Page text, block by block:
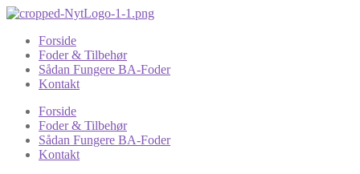
Forside
Foder & Tilbehør
Sådan Fungere BA-Foder
Kontakt
Forside
Foder & Tilbehør
Sådan Fungere BA-Foder
Kontakt